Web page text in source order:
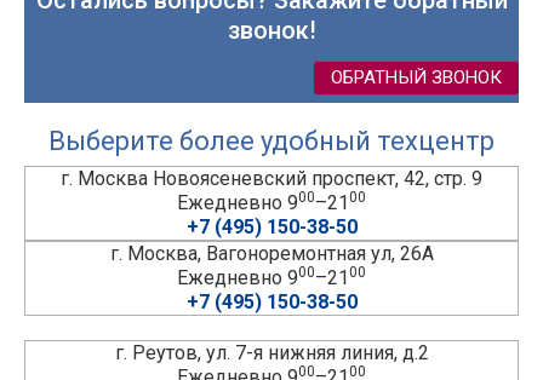
звонок!
ОБРАТНЫЙ ЗВОНОК
Выберите более удобный техцентр
г. Москва Новоясеневский проспект, 42, стр. 9
Ежедневно 900–2100
+7 (495) 150-38-50
г. Москва, Вагоноремонтная ул, 26А
Ежедневно 900–2100
+7 (495) 150-38-50
г. Реутов, ул. 7-я нижняя линия, д.2
00 00